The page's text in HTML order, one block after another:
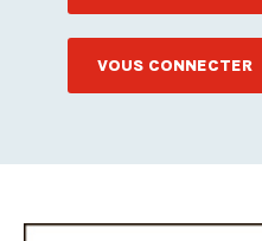
VOUS CONNECTER